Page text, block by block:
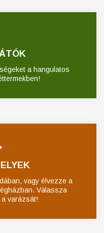
a hangulatos
vagy élvezze a
Válassza
varázsát!